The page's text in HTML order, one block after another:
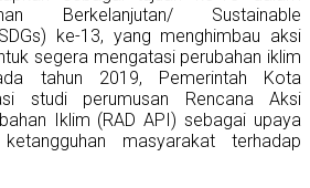
Berkelanjutan/ Sustainable
ke-13, yang menghimbau aksi
segera mengatasi perubahan iklim
tahun 2019, Pemerintah Kota
studi perumusan Rencana Aksi
Iklim (RAD API) sebagai upaya
masyarakat terhadap